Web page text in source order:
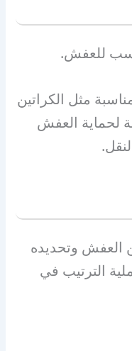
للعفش.
مثل الكراتين
لحماية العفش
وتحديده
الترتيب في